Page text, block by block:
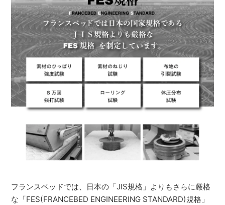
フランスベッドでは、日本の「JIS規格」よりもさらに厳格
な「FES(FRANCEBED ENGINEERING STANDARD)規格」